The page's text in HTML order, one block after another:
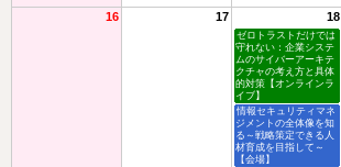
16 17 18
ゼロトラストだけでは
守れない：企業システ
ムのサイバーアーキテ
クチャの考え方と具体
的対策【オンラインラ
イブ】
情報セキュリティマネ
ジメントの全体像を知
る～戦略策定できる人
材育成を目指して～
【会場】